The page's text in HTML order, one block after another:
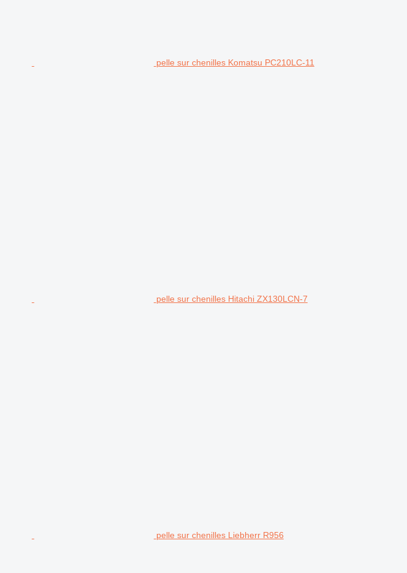
pelle sur chenilles Komatsu PC210LC-11
pelle sur chenilles Hitachi ZX130LCN-7
pelle sur chenilles Liebherr R956